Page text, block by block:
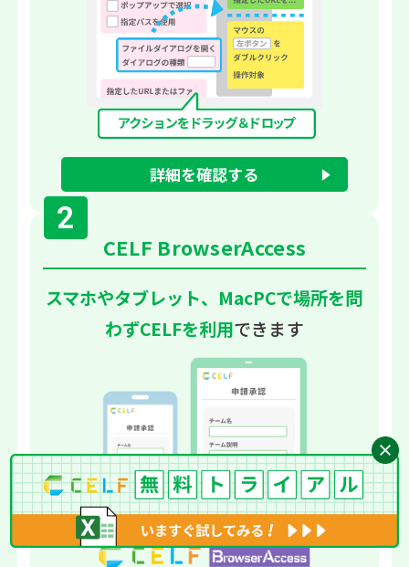
詳細を確認する
2
CELF BrowserAccess
スマホやタブレット、MacPCで場所を問
わずCELFを利用できます